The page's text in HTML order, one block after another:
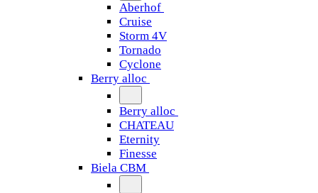
Aberhof
Cruise
Storm 4V
Tornado
Сyclone
Berry alloc
Berry alloc
CHATEAU
Eternity
Finesse
Biela CBM